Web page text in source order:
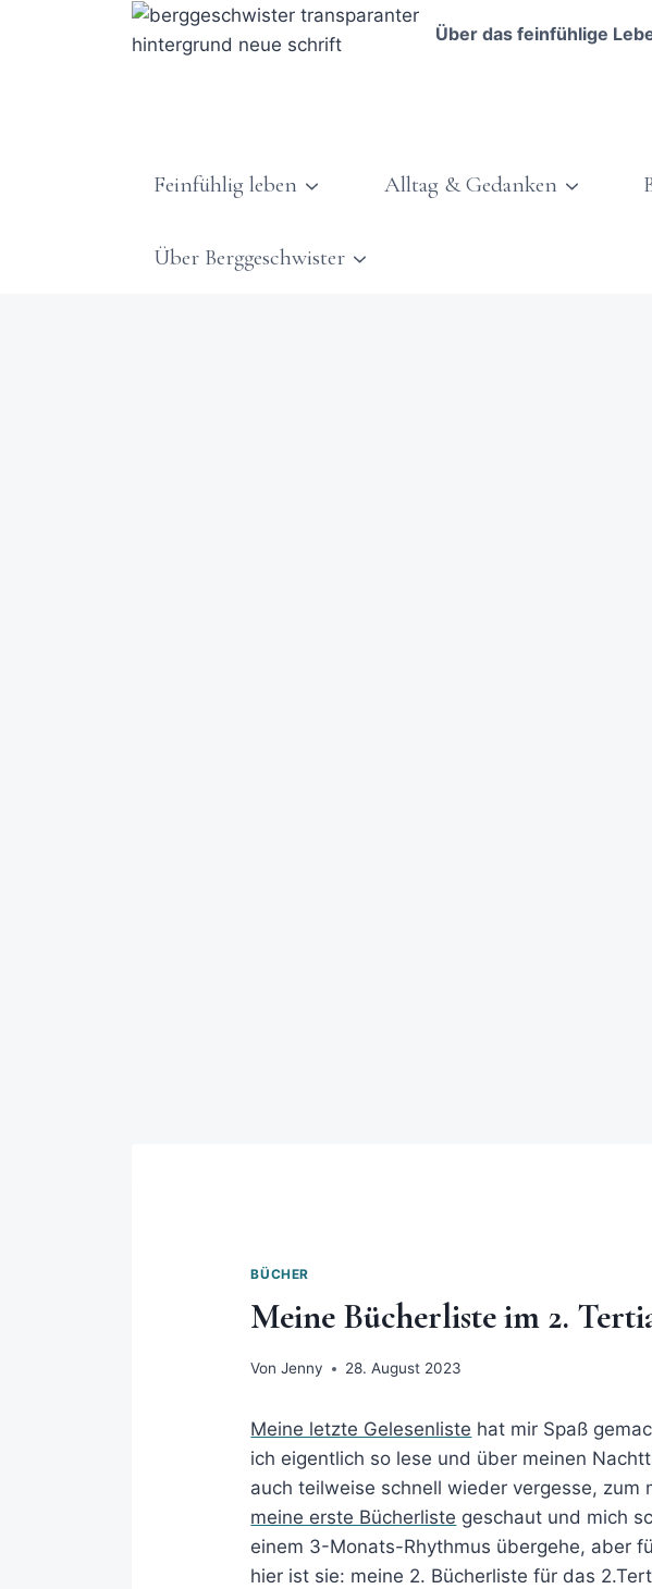
Über das feinfühlige
Feinfühlig leben Alltag & Gedanken
Über Berggeschwister
BÜCHER
Meine Bücherliste im 2.
Von Jenny 28. August 2023
Meine letzte Gelesenliste hat mir Spaß
ich eigentlich so lese und über meinen
auch teilweise schnell wieder vergesse,
meine erste Bücherliste geschaut und mich
einem 3-Monats-Rhythmus übergehe, aber
hier ist sie: meine 2. Bücherliste für das